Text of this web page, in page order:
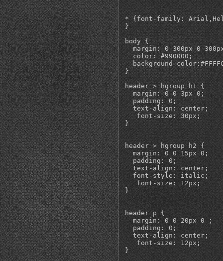
* {font-family:
}
body {
margin: 0 300px 0
  color: #990000;
background-
}
header > hgroup h1 {
  margin: 0 0 3px 0;
  padding: 0;
  text-align: center;
   font-size: 30px;
}
header > hgroup h2 {
  margin: 0 0 15px 0;
  padding: 0;
  text-align: center;
  font-style: italic;
   font-size: 12px;
}
header p {
  margin: 0 0 20px 0 ;
  padding: 0;
  text-align: center;
   font-size: 12px;
}